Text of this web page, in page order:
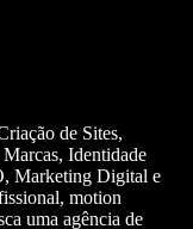
de Sites,
Identidade
Marketing Digital e
motion
uma agência de